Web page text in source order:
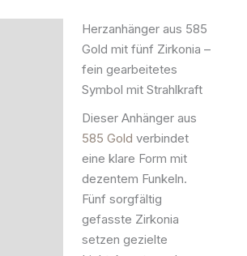
Herzanhänger aus 585
Gold mit fünf Zirkonia –
fein gearbeitetes
Symbol mit Strahlkraft
Dieser Anhänger aus
585 Gold verbindet
eine klare Form mit
dezentem Funkeln.
Fünf sorgfältig
gefasste Zirkonia
setzen gezielte